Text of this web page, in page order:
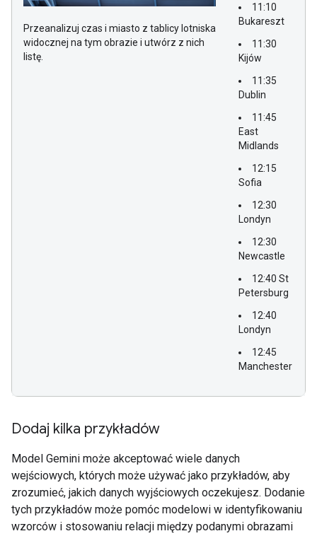
Przeanalizuj czas i miasto z tablicy lotniska
widocznej na tym obrazie i utwórz z nich
listę.
11:10
Bukareszt
11:30
Kijów
11:35
Dublin
11:45
East
Midlands
12:15
Sofia
12:30
Londyn
12:30
Newcastle
12:40 St
Petersburg
12:40
Londyn
12:45
Manchester
Dodaj kilka przykładów
Model Gemini może akceptować wiele danych
wejściowych, których może używać jako przykładów, aby
zrozumieć, jakich danych wyjściowych oczekujesz. Dodanie
tych przykładów może pomóc modelowi w identyfikowaniu
wzorców i stosowaniu relacji między podanymi obrazami